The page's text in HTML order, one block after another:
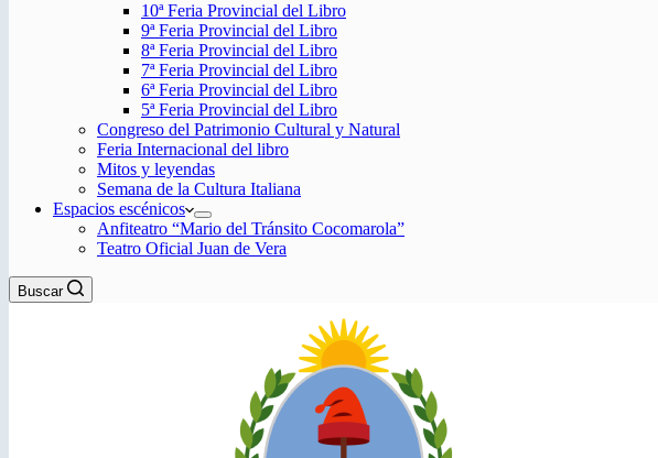
10ª Feria Provincial del Libro
9ª Feria Provincial del Libro
8ª Feria Provincial del Libro
7ª Feria Provincial del Libro
6ª Feria Provincial del Libro
5ª Feria Provincial del Libro
Congreso del Patrimonio Cultural y Natural
Feria Internacional del libro
Mitos y leyendas
Semana de la Cultura Italiana
Espacios escénicos
Anfiteatro “Mario del Tránsito Cocomarola”
Teatro Oficial Juan de Vera
Buscar